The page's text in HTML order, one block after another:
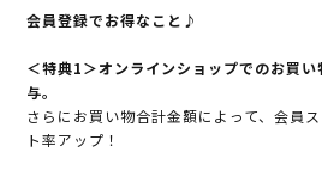
会員登録でお得なこと♪
＜特典1＞オンラインショップでのお買
与。
さらにお買い物合計金額によって、会員
ト率アップ！